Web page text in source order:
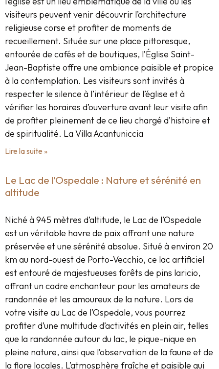
visiteurs peuvent venir découvrir l’architecture
religieuse corse et profiter de moments de
recueillement. Située sur une place pittoresque,
entourée de cafés et de boutiques, l’Église Saint-
Jean-Baptiste offre une ambiance paisible et propice
à la contemplation. Les visiteurs sont invités à
respecter le silence à l’intérieur de l’église et à
vérifier les horaires d’ouverture avant leur visite afin
de profiter pleinement de ce lieu chargé d’histoire et
de spiritualité. La Villa Acantuniccia
Lire la suite »
Le Lac de l’Ospedale : Nature et sérénité en
altitude
Niché à 945 mètres d’altitude, le Lac de l’Ospedale
est un véritable havre de paix offrant une nature
préservée et une sérénité absolue. Situé à environ 20
km au nord-ouest de Porto-Vecchio, ce lac artificiel
est entouré de majestueuses forêts de pins laricio,
offrant un cadre enchanteur pour les amateurs de
randonnée et les amoureux de la nature. Lors de
votre visite au Lac de l’Ospedale, vous pourrez
profiter d’une multitude d’activités en plein air, telles
que la randonnée autour du lac, le pique-nique en
pleine nature, ainsi que l’observation de la faune et de
la flore locales. L’atmosphère fraîche et paisible qui